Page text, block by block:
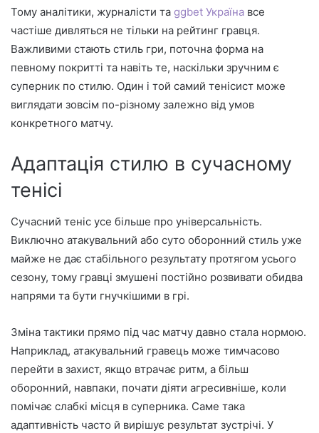
Тому аналітики, журналісти та ggbet Україна все
частіше дивляться не тільки на рейтинг гравця.
Важливими стають стиль гри, поточна форма на
певному покритті та навіть те, наскільки зручним є
суперник по стилю. Один і той самий тенісист може
виглядати зовсім по-різному залежно від умов
конкретного матчу.
Адаптація стилю в сучасному
тенісі
Сучасний теніс усе більше про універсальність.
Виключно атакувальний або суто оборонний стиль уже
майже не дає стабільного результату протягом усього
сезону, тому гравці змушені постійно розвивати обидва
напрями та бути гнучкішими в грі.
Зміна тактики прямо під час матчу давно стала нормою.
Наприклад, атакувальний гравець може тимчасово
перейти в захист, якщо втрачає ритм, а більш
оборонний, навпаки, почати діяти агресивніше, коли
помічає слабкі місця в суперника. Саме така
адаптивність часто й вирішує результат зустрічі. У